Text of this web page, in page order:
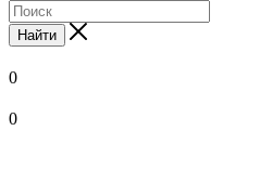
Найти
0
0